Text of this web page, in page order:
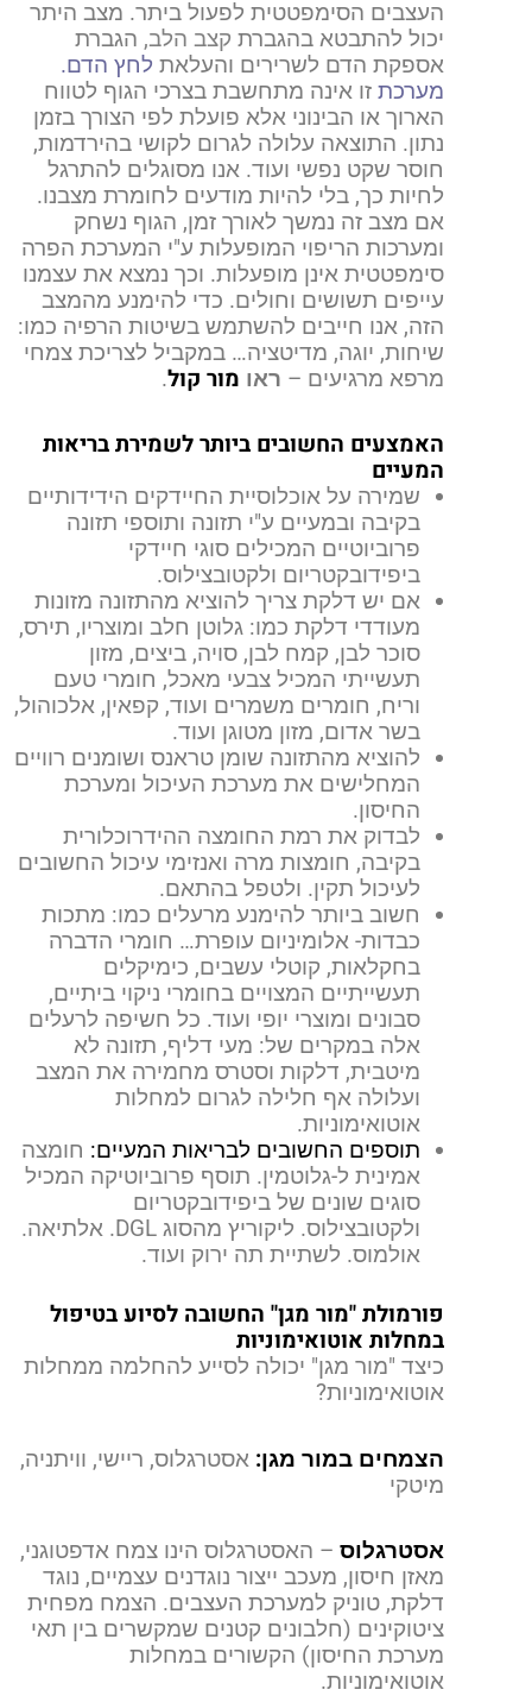
העצבים הסימפטטית לפעול ביתר. מצב היתר
יכול להתבטא בהגברת קצב הלב, הגברת
אספקת הדם לשרירים והעלאת לחץ הדם.
מערכת זו אינה מתחשבת בצרכי הגוף לטווח
הארוך או הבינוני אלא פועלת לפי הצורך בזמן
נתון. התוצאה עלולה לגרום לקושי בהירדמות,
חוסר שקט נפשי ועוד. אנו מסוגלים להתרגל
לחיות כך, בלי להיות מודעים לחומרת מצבנו.
אם מצב זה נמשך לאורך זמן, הגוף נשחק
ומערכות הריפוי המופעלות ע"י המערכת הפרה
סימפטטית אינן מופעלות. וכך נמצא את עצמנו
עייפים תשושים וחולים. כדי להימנע מהמצב
הזה, אנו חייבים להשתמש בשיטות הרפיה כמו:
שיחות, יוגה, מדיטציה… במקביל לצריכת צמחי
מרפא מרגיעים – ראו מור קול.
האמצעים החשובים ביותר לשמירת בריאות
המעיים
שמירה על אוכלוסיית החיידקים הידידותיים
בקיבה ובמעיים ע"י תזונה ותוספי תזונה
פרוביוטיים המכילים סוגי חיידקי
ביפידובקטריום ולקטובצילוס.
אם יש דלקת צריך להוציא מהתזונה מזונות
מעודדי דלקת כמו: גלוטן חלב ומוצריו, תירס,
סוכר לבן, קמח לבן, סויה, ביצים, מזון
תעשייתי המכיל צבעי מאכל, חומרי טעם
וריח, חומרים משמרים ועוד, קפאין, אלכוהול,
בשר אדום, מזון מטוגן ועוד.
להוציא מהתזונה שומן טראנס ושומנים רוויים
המחלישים את מערכת העיכול ומערכת
החיסון.
לבדוק את רמת החומצה ההידרוכלורית
בקיבה, חומצות מרה ואנזימי עיכול החשובים
לעיכול תקין. ולטפל בהתאם.
חשוב ביותר להימנע מרעלים כמו: מתכות
כבדות- אלומיניום עופרת… חומרי הדברה
בחקלאות, קוטלי עשבים, כימיקלים
תעשייתיים המצויים בחומרי ניקוי ביתיים,
סבונים ומוצרי יופי ועוד. כל חשיפה לרעלים
אלה במקרים של: מעי דליף, תזונה לא
מיטבית, דלקות וסטרס מחמירה את המצב
ועלולה אף חלילה לגרום למחלות
אוטואימוניות.
תוספים החשובים לבריאות המעיים: חומצה
אמינית ל-גלוטמין. תוסף פרוביוטיקה המכיל
סוגים שונים של ביפידובקטריום
ולקטובצילוס. ליקוריץ מהסוג DGL. אלתיאה.
אולמוס. לשתיית תה ירוק ועוד.
פורמולת"מור מגן" החשובה לסיוע בטיפול
במחלות אוטואימוניות
כיצד "מור מגן" יכולה לסייע להחלמה ממחלות
אוטואימוניות?
הצמחים במור מגן: אסטרגלוס, ריישי, וויתניה,
מיטקי
אסטרגלוס – האסטרגלוס הינו צמח אדפטוגני,
מאזן חיסון, מעכב ייצור נוגדנים עצמיים, נוגד
דלקת, טוניק למערכת העצבים. הצמח מפחית
ציטוקינים (חלבונים קטנים שמקשרים בין תאי
מערכת החיסון) הקשורים במחלות
אוטואימוניות.